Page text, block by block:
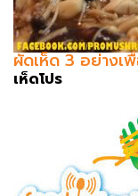
ผัดเห็ด 3 อย่างเ
เห็ดโปร